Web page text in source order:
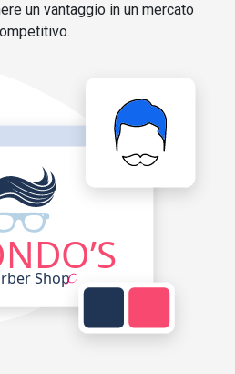
un vantaggio in un mercato